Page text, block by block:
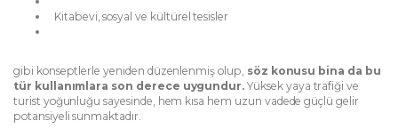
Kitabevi, sosyal ve kültürel tesisler
gibi konseptlerle yeniden düzenlenmiş olup, söz konusu bina da bu
tür kullanımlara son derece uygundur. Yüksek yaya trafiği ve
turist yoğunluğu sayesinde, hem kısa hem uzun vadede güçlü gelir
potansiyeli sunmaktadır.